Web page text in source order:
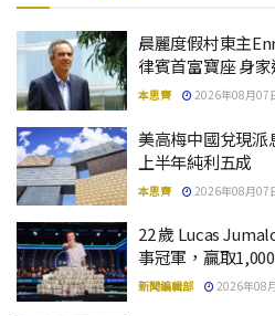
晨麗度假村東主
律賓首富寶座 身
本思齊 2026年08月07
美高梅中國兌現派
上半年純利五成
本思齊 2026年08月07
22 歲 Lucas
事冠軍，贏取
新聞編輯部 2026年08